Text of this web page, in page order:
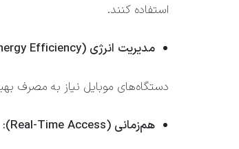
استفاده کنند.
مدیریت انرژی (Energy Efficiency):
دستگاه‌های موبایل نیاز به مصرف
هم‌زمانی (Real-Time Access):